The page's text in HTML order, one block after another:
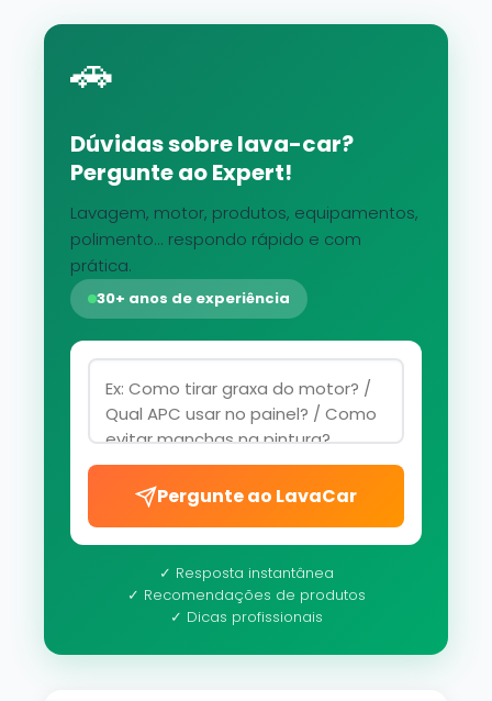
🚗
Dúvidas sobre lava-car?
Pergunte ao Expert!
Lavagem, motor, produtos, equipamentos,
polimento... respondo rápido e com
prática.
30+ anos de experiência
Pergunte ao LavaCar
✓ Resposta instantânea
✓ Recomendações de produtos
✓ Dicas profissionais